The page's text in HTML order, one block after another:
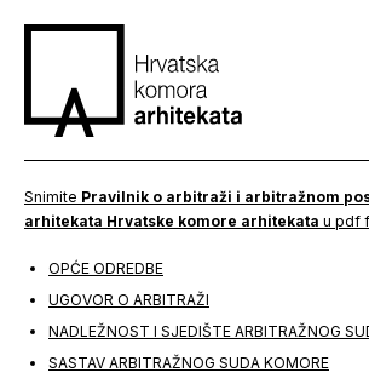
Snimite Pravilnik o arbitraži i arbitražnom
arhitekata Hrvatske komore arhitekata u pdf
OPĆE ODREDBE
UGOVOR O ARBITRAŽI
NADLEŽNOST I SJEDIŠTE ARBITRAŽNOG
SASTAV ARBITRAŽNOG SUDA KOMORE